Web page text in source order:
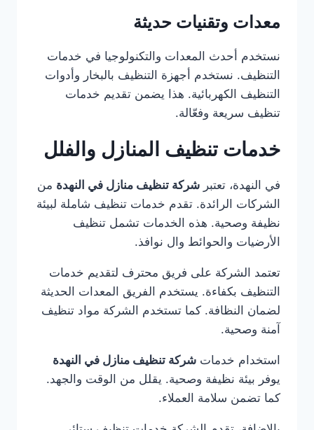
معدات وتقنيات حديثة
نستخدم أحدث المعدات والتكنولوجيا في خدمات
التنظيف. نستخدم أجهزة التنظيف بالبخار وأدوات
التنظيف الكهربائية. هذا يضمن تقديم خدمات
تنظيف سريعة وفعّالة.
خدمات تنظيف المنازل والفلل
في النهدة، تعتبر شركة تنظيف منازل في النهدة من
الشركات الرائدة. تقدم خدمات تنظيف شاملة لبيئة
نظيفة وصحية. هذه الخدمات تشمل تنظيف
الأرضيات والحوائط وال نوافذ.
تعتمد الشركة على فريق محترف لتقديم خدمات
التنظيف بكفاءة. يستخدم الفريق المعدات الحديثة
لضمان النظافة. كما تستخدم الشركة مواد تنظيف
آمنة وصحية.
استخدام خدمات شركة تنظيف منازل في النهدة
يوفر بيئة نظيفة وصحية. يقلل من الوقت والجهد.
كما تضمن سلامة العملاء.